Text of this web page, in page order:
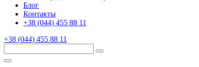
Блог
Контакты
+38 (044) 455 88 11
+38 (044) 455 88 11